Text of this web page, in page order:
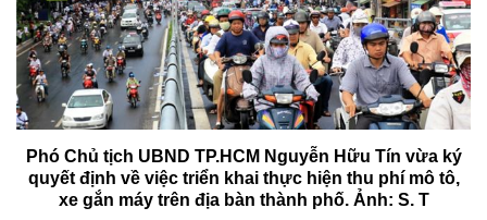
Phó Chủ tịch UBND TP.HCM Nguyễn Hữu Tín vừa ký
quyết định về việc triển khai thực hiện thu phí mô tô,
xe gắn máy trên địa bàn thành phố. Ảnh: S. T